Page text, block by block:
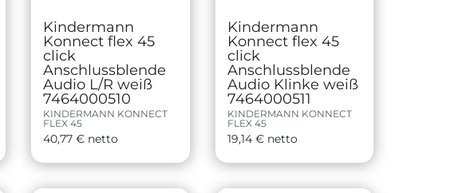
Kindermann
Konnect flex 45
click
Anschlussblende
Audio L/R weiß
7464000510
KINDERMANN KONNECT
FLEX 45
40,77€ netto
Kindermann
Konnect flex 45
click
Anschlussblende
Audio Klinke weiß
7464000511
KINDERMANN KONNECT
FLEX 45
19,14 € netto